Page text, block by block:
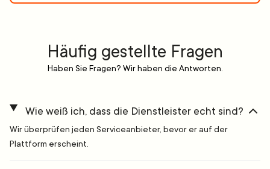
Häufig gestellte Fragen
Haben Sie Fragen? Wir haben die Antworten.
Wie weiß ich, dass die Dienstleister echt sind?
Wir überprüfen jeden Serviceanbieter, bevor er auf der
Plattform erscheint.